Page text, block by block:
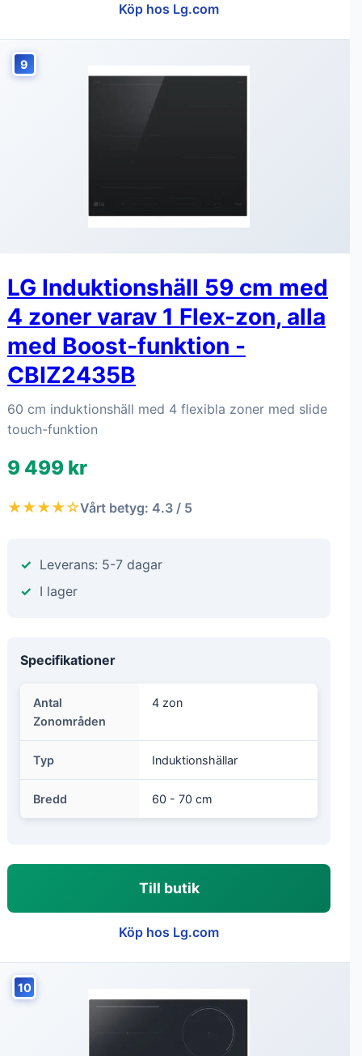
Köp hos Lg.com
9
LG Induktionshäll 59 cm med
4 zoner varav 1 Flex-zon, alla
med Boost-funktion -
CBIZ2435B
60 cm induktionshäll med 4 flexibla zoner med slide
touch-funktion
9 499 kr
★★★★☆Vårt betyg: 4.3 / 5
Leverans: 5-7 dagar
I lager
Specifikationer
Antal
Zonområden
4 zon
Typ Induktionshällar
Bredd 60 - 70 cm
Till butik
Köp hos Lg.com
10